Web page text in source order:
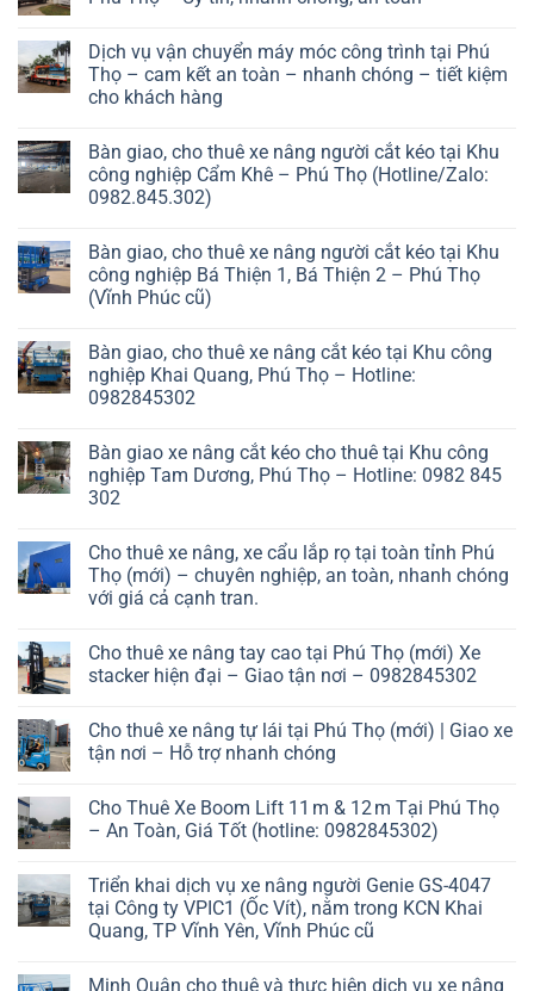
Dịch vụ vận chuyển máy móc công trình tại Phú
Thọ – cam kết an toàn – nhanh chóng – tiết kiệm
cho khách hàng
Bàn giao, cho thuê xe nâng người cắt kéo tại Khu
công nghiệp Cẩm Khê – Phú Thọ (Hotline/Zalo:
0982.845.302)
Bàn giao, cho thuê xe nâng người cắt kéo tại Khu
công nghiệp Bá Thiện 1, Bá Thiện 2 – Phú Thọ
(Vĩnh Phúc cũ)
Bàn giao, cho thuê xe nâng cắt kéo tại Khu công
nghiệp Khai Quang, Phú Thọ – Hotline:
0982845302
Bàn giao xe nâng cắt kéo cho thuê tại Khu công
nghiệp Tam Dương, Phú Thọ – Hotline: 0982 845
302
Cho thuê xe nâng, xe cẩu lắp rọ tại toàn tỉnh Phú
Thọ (mới) – chuyên nghiệp, an toàn, nhanh chóng
với giá cả cạnh tran.
Cho thuê xe nâng tay cao tại Phú Thọ (mới) Xe
stacker hiện đại – Giao tận nơi – 0982845302
Cho thuê xe nâng tự lái tại Phú Thọ (mới) | Giao xe
tận nơi – Hỗ trợ nhanh chóng
Cho Thuê Xe Boom Lift 11 m & 12 m Tại Phú Thọ
– An Toàn, Giá Tốt (hotline: 0982845302)
Triển khai dịch vụ xe nâng người Genie GS-4047
tại Công ty VPIC1 (Ốc Vít), nằm trong KCN Khai
Quang, TP Vĩnh Yên, Vĩnh Phúc cũ
Minh Quân cho thuê và thực hiện dịch vụ xe nâng